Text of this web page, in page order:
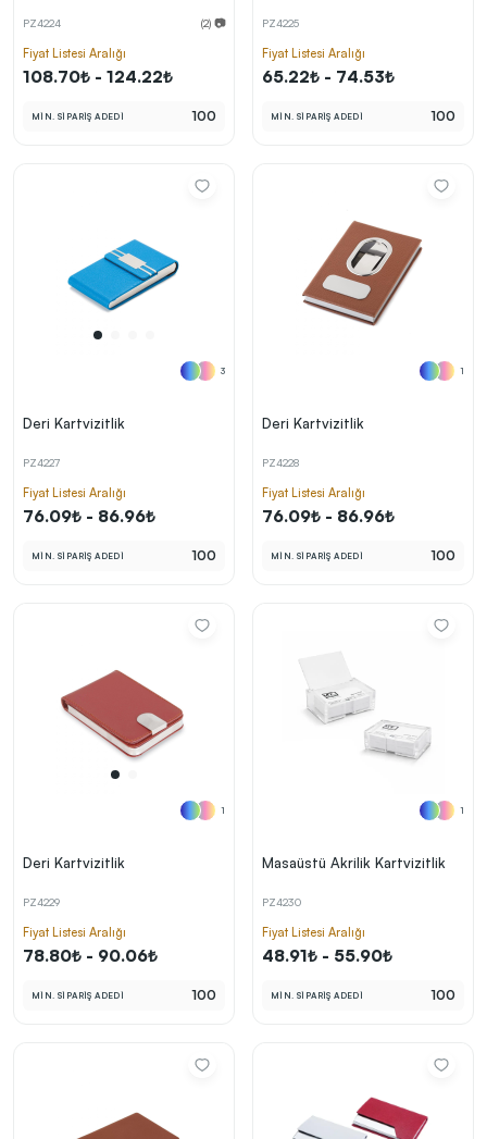
PZ4224 (2) 📷
Fiyat Listesi Aralığı
108.70₺ - 124.22₺
MİN. SİPARİŞ ADEDİ 100
PZ4225
Fiyat Listesi Aralığı
65.22₺ - 74.53₺
MİN. SİPARİŞ ADEDİ 100
3
Deri Kartvizitlik
PZ4227
Fiyat Listesi Aralığı
76.09₺ - 86.96₺
MİN. SİPARİŞ ADEDİ 100
1
Deri Kartvizitlik
PZ4228
Fiyat Listesi Aralığı
76.09₺ - 86.96₺
MİN. SİPARİŞ ADEDİ 100
1
Deri Kartvizitlik
PZ4229
Fiyat Listesi Aralığı
78.80₺ - 90.06₺
MİN. SİPARİŞ ADEDİ 100
1
Masaüstü Akrilik Kartvizitlik
PZ4230
Fiyat Listesi Aralığı
48.91₺ - 55.90₺
MİN. SİPARİŞ ADEDİ 100